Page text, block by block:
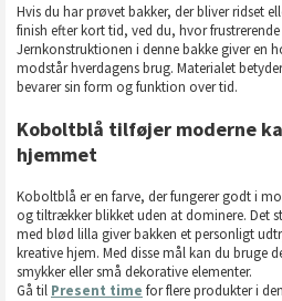
Hvis du har prøvet bakker, der bliver ridset
finish efter kort tid, ved du, hvor
Jernkonstruktionen i denne bakke giver en
modstår hverdagens brug. Materialet
bevarer sin form og funktion over tid.
Koboltblå tilføjer moderne
hjemmet
Koboltblå er en farve, der fungerer godt i
og tiltrækker blikket uden at dominere. Det
med blød lilla giver bakken et personligt
kreative hjem. Med disse mål kan du bruge
smykker eller små dekorative elementer.
Gå til Present time for flere produkter i